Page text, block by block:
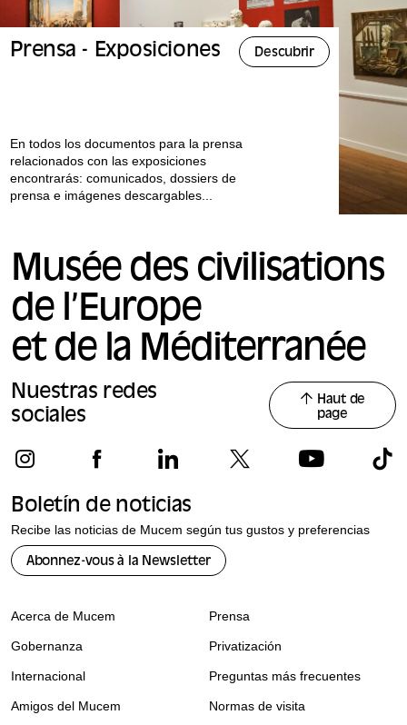
Prensa - Exposiciones Descubrir
En todos los documentos para la prensa
relacionados con las exposiciones
encontrarás: comunicados, dossiers de
prensa e imágenes descargables...
Musée des civilisations
de l’Europe
et de la Méditerranée
Nuestras redes
sociales
Haut de
page
Boletín de noticias
Recibe las noticias de Mucem según tus gustos y preferencias
Abonnez-vous à la Newsletter
Acerca de Mucem
Gobernanza
Internacional
Amigos del Mucem
Prensa
Privatización
Preguntas más frecuentes
Normas de visita